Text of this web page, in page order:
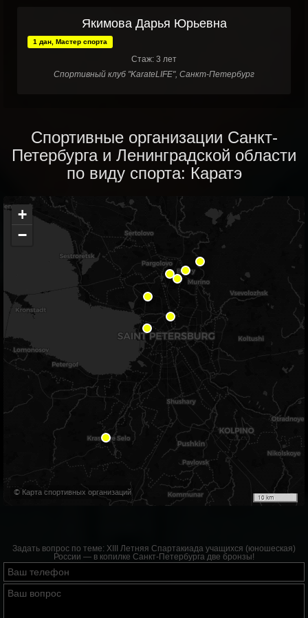
Якимова Дарья Юрьевна
1 дан, Мастер спорта
Стаж: 3 лет
Спортивный клуб "KarateLIFE", Санкт-Петербург
Спортивные организации Санкт-
Петербурга и Ленинградской области
по виду спорта: Каратэ
+
−
© Карта спортивных организаций
10 km
Задать вопрос по теме: XIII Летняя Спартакиада учащихся (юношеская)
России — в копилке Санкт‑Петербурга две бронзы!